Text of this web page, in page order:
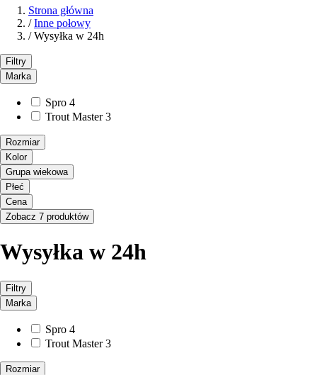
Strona główna
/ Inne połowy
/ Wysyłka w 24h
Filtry
Marka
Spro 4
Trout Master 3
Rozmiar
Kolor
Grupa wiekowa
Płeć
Cena
Zobacz 7 produktów
Wysyłka w 24h
Filtry
Marka
Spro 4
Trout Master 3
Rozmiar